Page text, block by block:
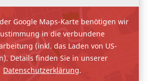
Google Maps-Karte benötigen wir
in die verbundene
(inkl. das Laden von US-
Details finden Sie in unserer
Datenschutzerklärung.